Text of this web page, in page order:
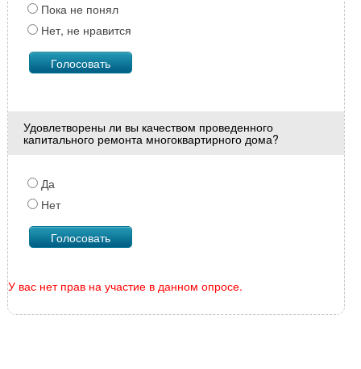
Пока не понял
Нет, не нравится
Удовлетворены ли вы качеством проведенного
капитального ремонта многоквартирного дома?
Да
Нет
У вас нет прав на участие в данном опросе.